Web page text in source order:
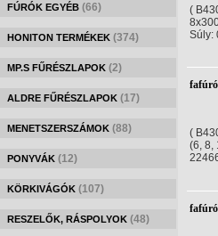
FÚRÓK EGYÉB (66)
HONITON TERMÉKEK (374)
MP.S FŰRÉSZLAPOK (2)
ALDRE FŰRÉSZLAPOK (17)
MENETSZERSZÁMOK (88)
PONYVÁK (12)
KÖRKIVÁGÓK (107)
RESZELŐK, RÁSPOLYOK (48)
(
Súly:
(
(6, 8,